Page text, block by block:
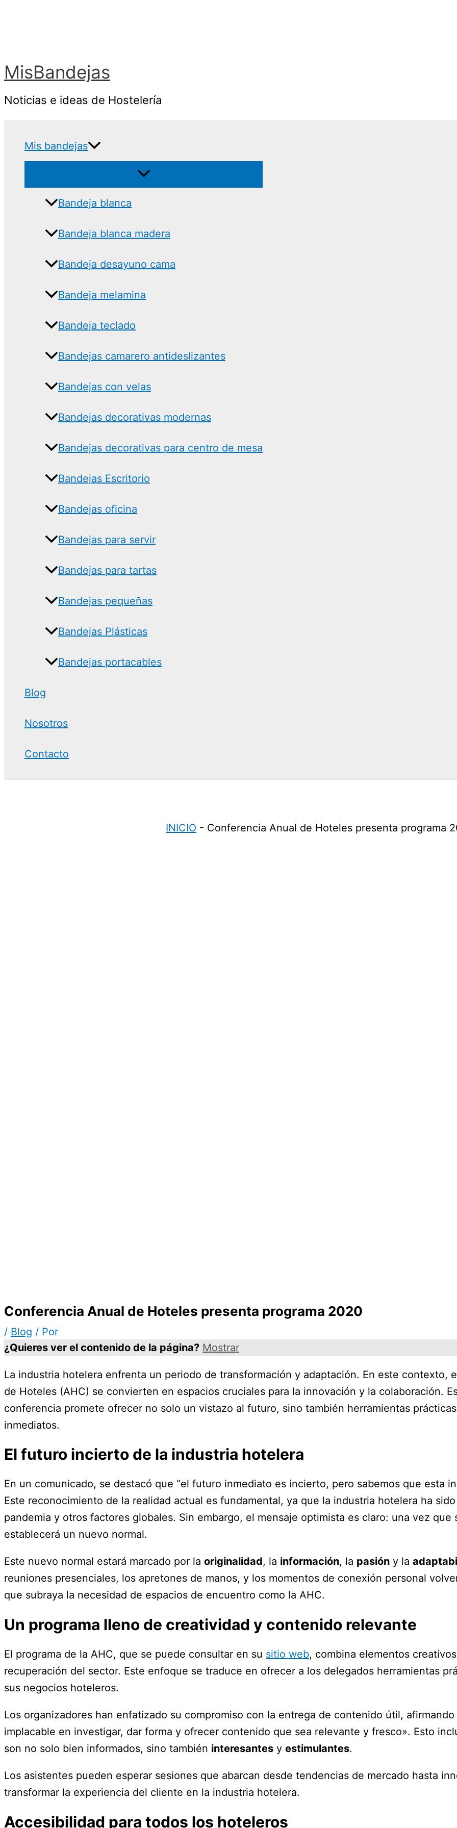
MisBandejas
Noticias e ideas de Hostelería
Mis bandejas
Bandeja blanca
Bandeja blanca madera
Bandeja desayuno cama
Bandeja melamina
Bandeja teclado
Bandejas camarero antideslizantes
Bandejas con velas
Bandejas decorativas modernas
Bandejas decorativas para centro de mesa
Bandejas Escritorio
Bandejas oficina
Bandejas para servir
Bandejas para tartas
Bandejas pequeñas
Bandejas Plásticas
Bandejas portacables
Blog
Nosotros
Contacto
INICIO - Conferencia Anual de Hoteles presenta programa
Conferencia Anual de Hoteles presenta programa 2020
/ Blog / Por
¿Quieres ver el contenido de la página? Mostrar
La industria hotelera enfrenta un periodo de transformación y adaptación. En este contexto,
de Hoteles (AHC) se convierten en espacios cruciales para la innovación y la colaboración.
conferencia promete ofrecer no solo un vistazo al futuro, sino también herramientas
inmediatos.
El futuro incierto de la industria hotelera
En un comunicado, se destacó que “el futuro inmediato es incierto, pero sabemos que esta
Este reconocimiento de la realidad actual es fundamental, ya que la industria hotelera ha
pandemia y otros factores globales. Sin embargo, el mensaje optimista es claro: una vez
establecerá un nuevo normal.
Este nuevo normal estará marcado por la originalidad, la información, la pasión y la
reuniones presenciales, los apretones de manos, y los momentos de conexión personal
que subraya la necesidad de espacios de encuentro como la AHC.
Un programa lleno de creatividad y contenido relevante
El programa de la AHC, que se puede consultar en su sitio web, combina elementos
recuperación del sector. Este enfoque se traduce en ofrecer a los delegados herramientas
sus negocios hoteleros.
Los organizadores han enfatizado su compromiso con la entrega de contenido útil,
implacable en investigar, dar forma y ofrecer contenido que sea relevante y fresco». Esto
son no solo bien informados, sino también interesantes y estimulantes.
Los asistentes pueden esperar sesiones que abarcan desde tendencias de mercado hasta
transformar la experiencia del cliente en la industria hotelera.
Accesibilidad para todos los hoteleros